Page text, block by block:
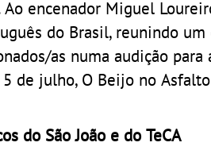
Ao encenador Miguel
do Brasil, reunindo
as numa audição para
de julho, O Beijo no
do São João e do TeCA